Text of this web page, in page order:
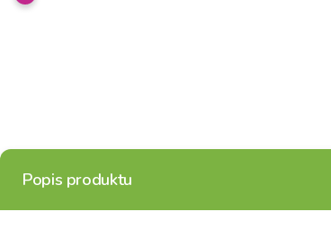
Popis produktu